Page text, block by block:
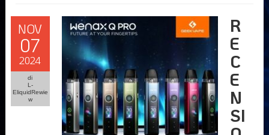
NOV
07
2024
di
L-
EliquidRewie
w
R
E
C
E
N
SI